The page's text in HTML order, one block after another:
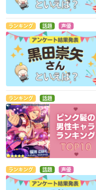
ランキング 話題 声優
ランキング 話題
ランキング 話題 声優